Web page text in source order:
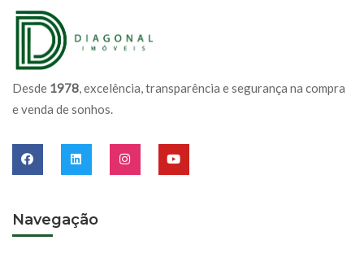
Desde 1978, excelência, transparência e segurança na compra
e venda de sonhos.
Navegação